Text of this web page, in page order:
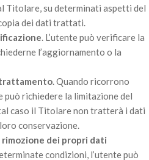
Titolare, su determinati aspetti del
dei dati trattati.
. L’utente può verificare la
l’aggiornamento o la
. Quando ricorrono
può richiedere la limitazione del
caso il Titolare non tratterà i dati
conservazione.
dei propri dati
condizioni, l’utente può